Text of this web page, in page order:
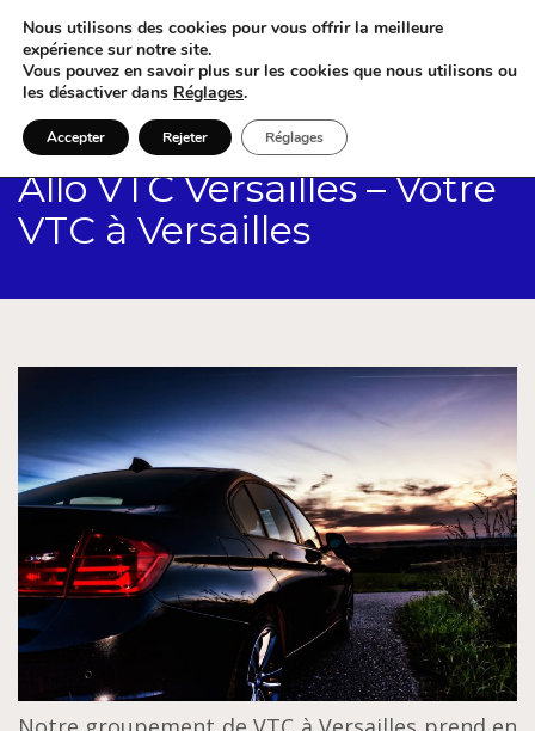
Allo VTC Versailles – Votre
VTC à Versailles
Nous utilisons des cookies pour vous offrir la meilleure
expérience sur notre site.
Vous pouvez en savoir plus sur les cookies que nous utilisons ou
les désactiver dans Réglages.
Accepter Rejeter Réglages